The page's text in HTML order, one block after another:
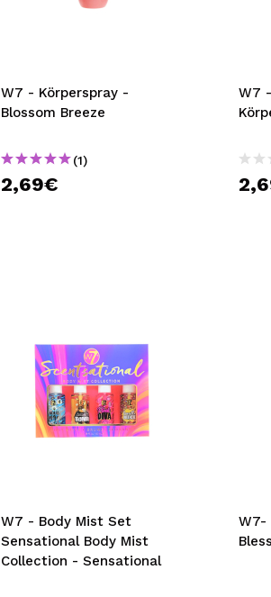
bisherigen
W7 - Körperspray -
Blossom Breeze
(1)
2,69€
W7
W7 - Body Mist Set
Sensational Body Mist
Collection - Sensational
W7-